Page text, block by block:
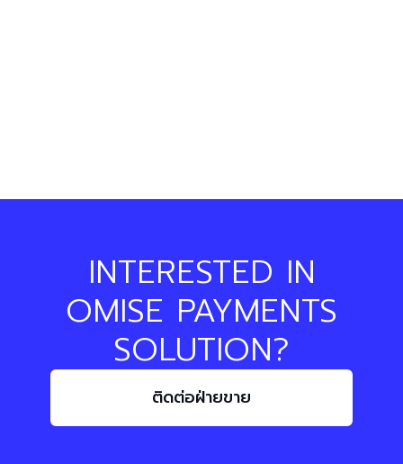
INTERESTED IN
OMISE PAYMENTS
SOLUTION?
ติดต่อฝ่ายขาย